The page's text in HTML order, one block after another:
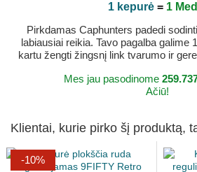
1 kepurė= 1
Pirkdamas Caphunters padedi
labiausiai reikia. Tavo pagalba galime
kartu žengti žingsnį link tvarumo ir
Mes jau pasodinome
Ačiū!
Klientai, kurie pirko šį produktą,
-10%